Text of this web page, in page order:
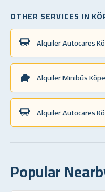
OTHER SERVICES IN
Alquiler Autocares
Alquiler Minibús
Alquiler Autocares
Popular